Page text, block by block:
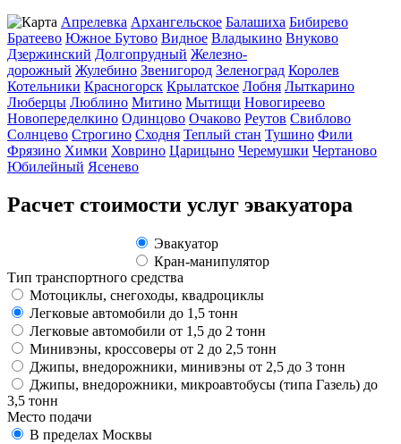
Апрелевка Архангельское Балашиха Бибирево
Братеево Южное Бутово Видное Владыкино Внуково
Дзержинский Долгопрудный Железно-
дорожный Жулебино Звенигород Зеленоград Королев
Котельники Красногорск Крылатское Лобня Лыткарино
Люберцы Люблино Митино Мытищи Новогиреево
Новопеределкино Одинцово Очаково Реутов Свиблово
Солнцево Строгино Сходня Теплый стан Тушино Фили
Фрязино Химки Ховрино Царицыно Черемушки Чертаново
Юбилейный Ясенево
Расчет стоимости услуг эвакуатора
Эвакуатор
Кран-манипулятор
Тип транспортного средства
Мотоциклы, снегоходы, квадроциклы
Легковые автомобили до 1,5 тонн
Легковые автомобили от 1,5 до 2 тонн
Минивэны, кроссоверы от 2 до 2,5 тонн
Джипы, внедорожники, минивэны от 2,5 до 3 тонн
Джипы, внедорожники, микроавтобусы (типа Газель) до
3,5 тонн
Место подачи
В пределах Москвы